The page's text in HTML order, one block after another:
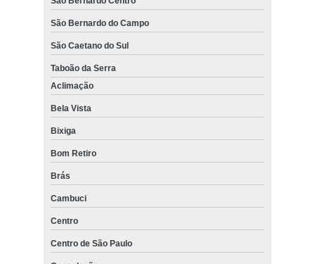
São Bernardo do Campo
São Caetano do Sul
Taboão da Serra
Aclimação
Bela Vista
Bixiga
Bom Retiro
Brás
Cambuci
Centro
Centro de São Paulo